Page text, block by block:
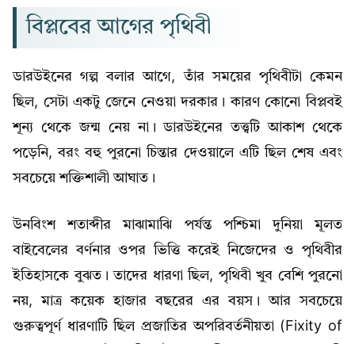
বিপ্লবের আগের পৃথিবী
ডারউইনের গল্প বলার আগে, তাঁর সময়ের পৃথিবীটা কেমন
ছিল, সেটা একটু জেনে নেওয়া দরকার। কারণ কোনো বিপ্লবই
শূন্য থেকে জন্ম নেয় না। ডারউইনের তত্ত্বটি আকাশ থেকে
পড়েনি, বরং বহু পুরনো চিন্তার দেওয়ালে এটি ছিল শেষ এবং
সবচেয়ে শক্তিশালী আঘাত।
উনবিংশ শতাব্দীর মাঝামাঝি পর্যন্ত পশ্চিমা দুনিয়া মূলত
বাইবেলের বর্ণনার ওপর ভিত্তি করেই নিজেদের ও পৃথিবীর
ইতিহাসকে বুঝত। তাদের ধারণা ছিল, পৃথিবী খুব বেশি পুরনো
নয়, মাত্র কয়েক হাজার বছরের এর বয়স। আর সবচেয়ে
গুরুত্বপূর্ণ ধারণাটি ছিল প্রজাতির অপরিবর্তনীয়তা (Fixity of